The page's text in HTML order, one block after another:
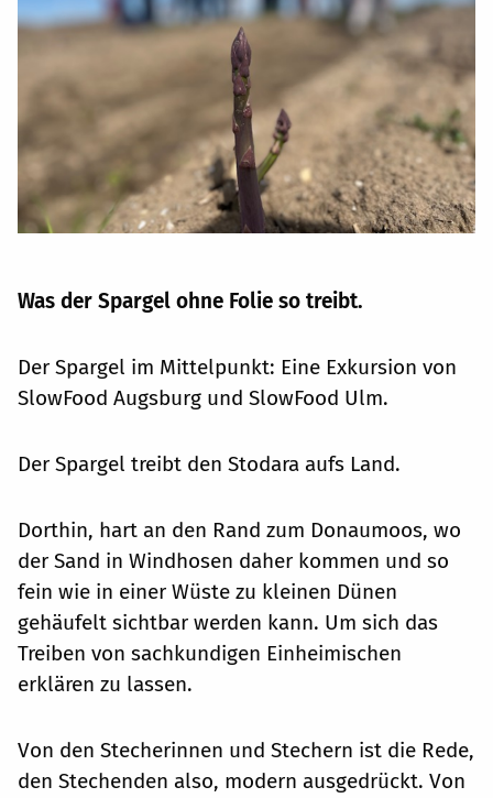
Was der Spargel ohne Folie so treibt.
Der Spargel im Mittelpunkt: Eine Exkursion von
SlowFood Augsburg und SlowFood Ulm.
Der Spargel treibt den Stodara aufs Land.
Dorthin, hart an den Rand zum Donaumoos, wo
der Sand in Windhosen daher kommen und so
fein wie in einer Wüste zu kleinen Dünen
gehäufelt sichtbar werden kann. Um sich das
Treiben von sachkundigen Einheimischen
erklären zu lassen.
Von den Stecherinnen und Stechern ist die Rede,
den Stechenden also, modern ausgedrückt. Von